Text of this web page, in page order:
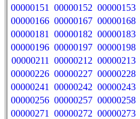
00000151
00000152 00000153
00000166 00000167 00000168
00000181
00000182 00000183
00000196 00000197 00000198
00000211
00000212 00000213
00000226 00000227 00000228
00000241
00000242 00000243
00000256 00000257 00000258
00000271
00000272 00000273